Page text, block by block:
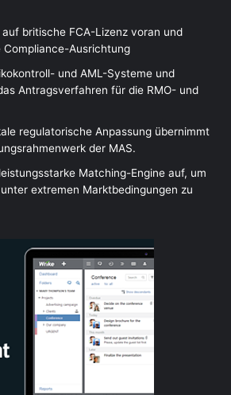
britische FCA-Lizenz voran und
Ausrichtung
und AML-Systeme und
Antragsverfahren für die RMO- und
regulatorische Anpassung übernimmt
der MAS.
Matching-Engine auf, um
extremen Marktbedingungen zu